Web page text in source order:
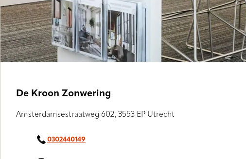
De Kroon Zonwering
Amsterdamsestraatweg 602, 3553 EP Utrecht
0302440149